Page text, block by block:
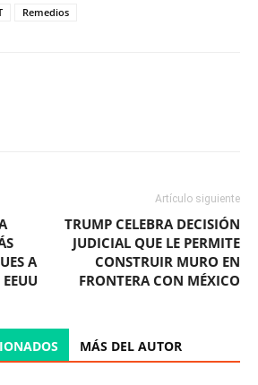
Remedios
A
Artículo siguiente
TRUMP CELEBRA DECISIÓN
JUDICIAL QUE LE PERMITE
CONSTRUIR MURO EN
FRONTERA CON MÉXICO
MÁS DEL AUTOR